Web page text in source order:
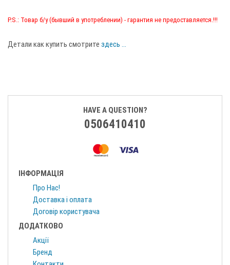
P.S.: Товар б/у (бывший в употреблении) - гарантия не предоставляется.!!!
Детали как купить смотрите здесь ...
HAVE A QUESTION?
0506410410
ІНФОРМАЦІЯ
Про Нас!
Доставка і оплата
Договір користувача
ДОДАТКОВО
Акції
Бренд